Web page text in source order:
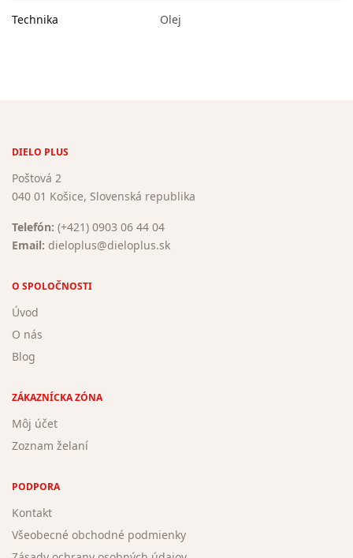
Technika Olej
DIELO PLUS
Poštová 2
040 01 Košice, Slovenská republika
Telefón: (+421) 0903 06 44 04
Email: dieloplus@dieloplus.sk
O SPOLOČNOSTI
Úvod
O nás
Blog
ZÁKAZNÍCKA ZÓNA
Môj účet
Zoznam želaní
PODPORA
Kontakt
Všeobecné obchodné podmienky